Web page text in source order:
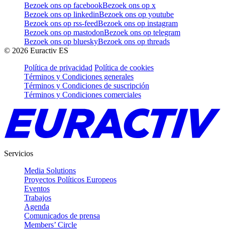
Bezoek ons op facebookBezoek ons op x
Bezoek ons op linkedinBezoek ons op youtube
Bezoek ons op rss-feedBezoek ons op instagram
Bezoek ons op mastodonBezoek ons op telegram
Bezoek ons op blueskyBezoek ons op threads
© 2026 Euractiv ES
Política de privacidad Política de cookies
Términos y Condiciones generales
Términos y Condiciones de suscripción
Términos y Condiciones comerciales
Servicios
Media Solutions
Proyectos Políticos Europeos
Eventos
Trabajos
Agenda
Comunicados de prensa
Members’ Circle